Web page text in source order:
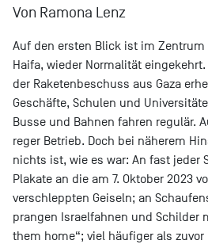
Von Ramona Lenz
Auf den ersten Blick ist im Zentrum
Haifa, wieder Normalität
der Raketenbeschuss aus Gaza
Geschäfte, Schulen und
Busse und Bahnen fahren regulär.
reger Betrieb. Doch bei näherem
nichts ist, wie es war: An fast jeder
Plakate an die am 7. Oktober 2023
verschleppten Geiseln; an
prangen Israelfahnen und Schilder
them home“; viel häufiger als